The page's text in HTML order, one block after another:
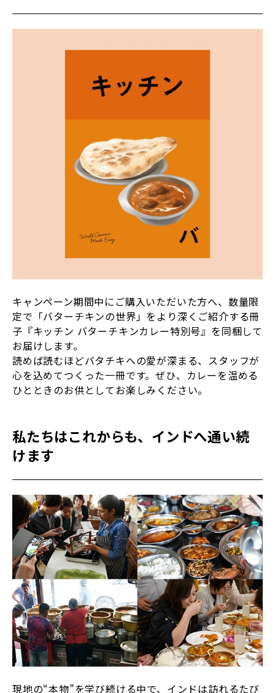
キャンペーン期間中にご購入いただいた方へ、数量限
定で「バターチキンの世界」をより深くご紹介する冊
子『キッチン バターチキンカレー特別号』を同梱して
お届けします。
読めば読むほどバタチキへの愛が深まる、スタッフが
心を込めてつくった一冊です。ぜひ、カレーを温める
ひとときのお供としてお楽しみください。
私たちはこれからも、インドへ通い続
けます
現地の“本物”を学び続ける中で、インドは訪れるたび